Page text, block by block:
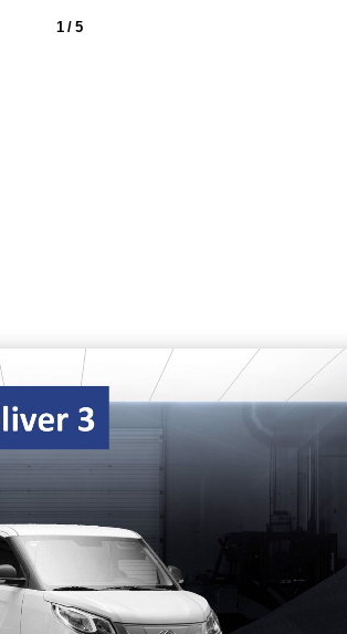
1 / 5